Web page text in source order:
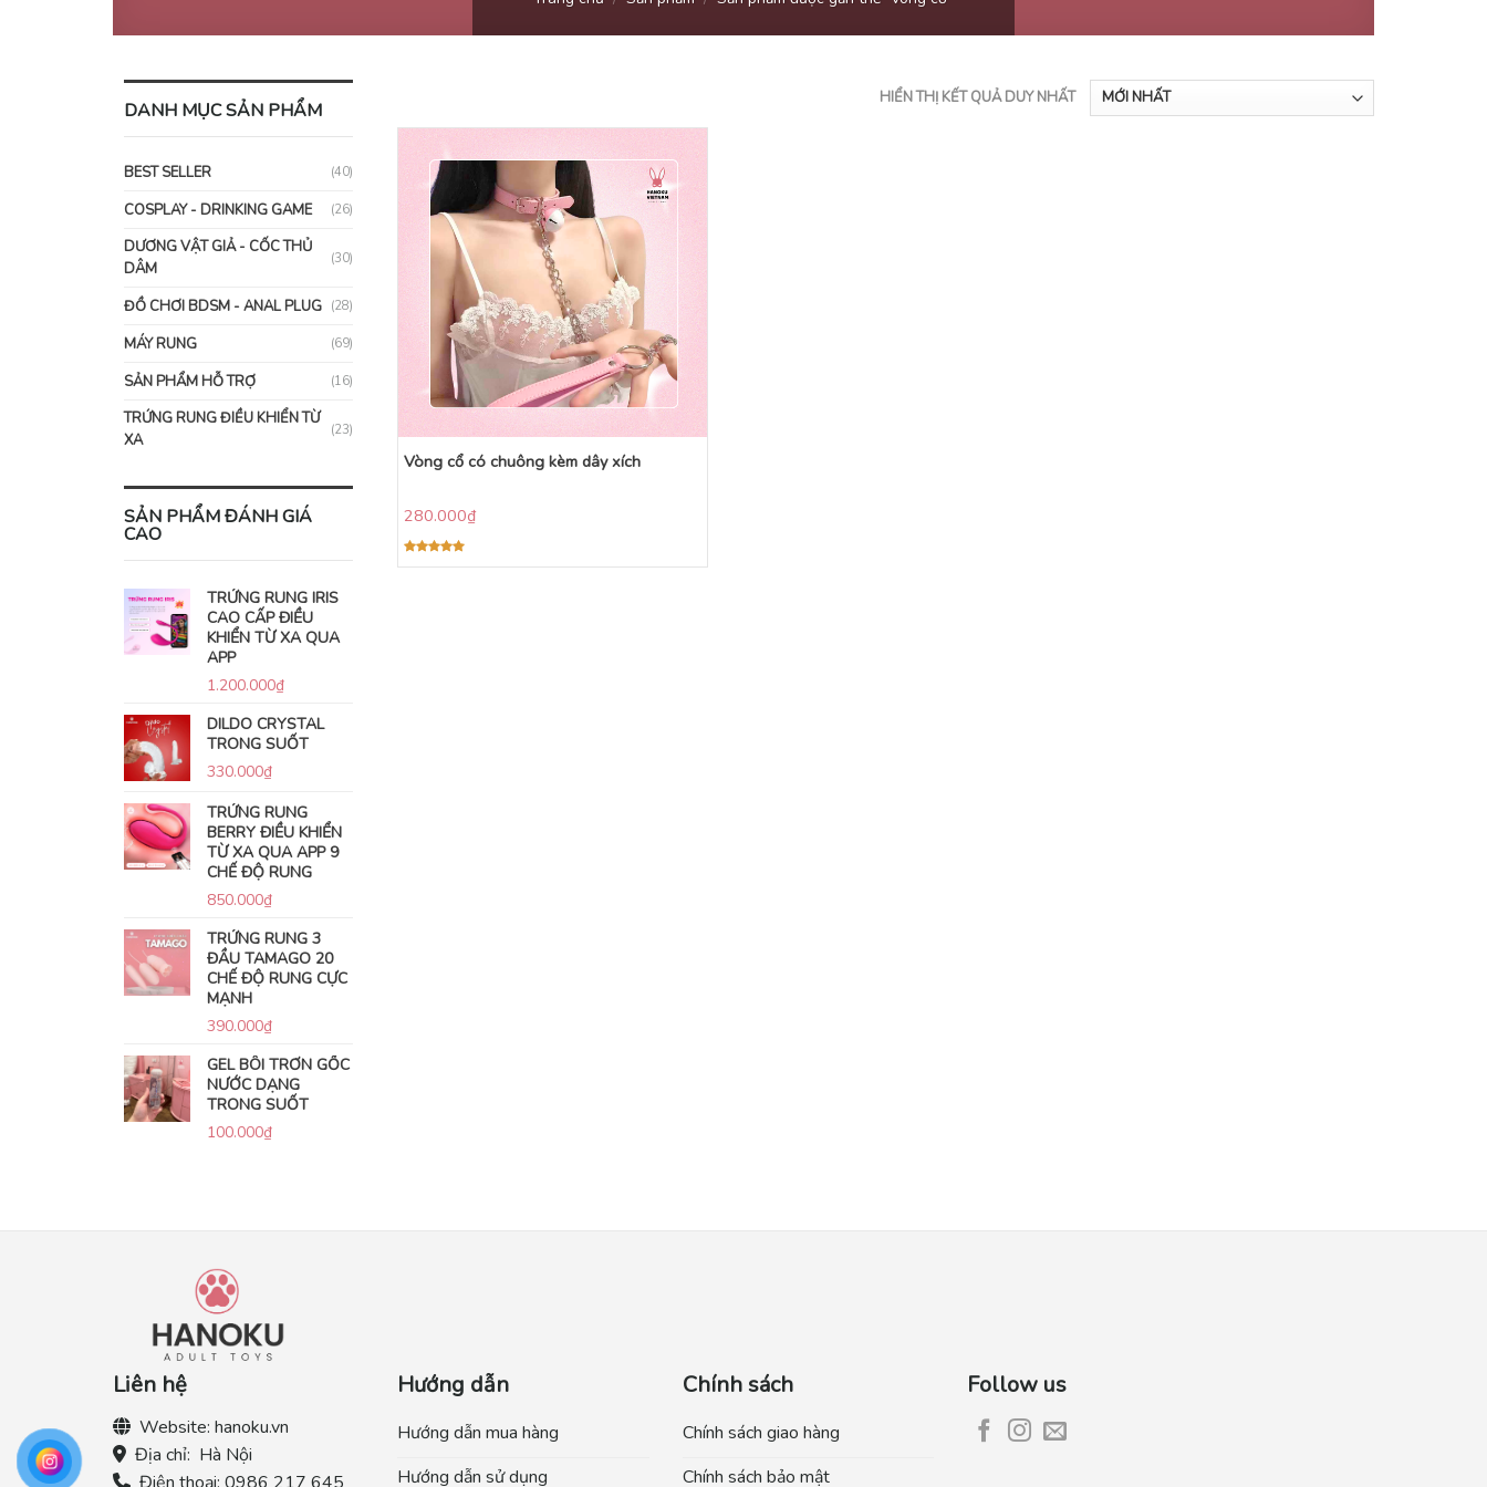
DANH MỤC SẢN PHẨM
BEST SELLER (40)
COSPLAY - DRINKING GAME (26)
DƯƠNG VẬT GIẢ - CỐC THỦ
DÂM
(30)
ĐỒ CHƠI BDSM - ANAL PLUG (28)
MÁY RUNG (69)
SẢN PHẨM HỖ TRỢ (16)
TRỨNG RUNG ĐIỀU KHIỂN TỪ
XA
(23)
SẢN PHẨM ĐÁNH GIÁ
CAO
TRỨNG RUNG IRIS
CAO CẤP ĐIỀU
KHIỂN TỪ XA QUA
APP
1.200.000₫
DILDO CRYSTAL
TRONG SUỐT
330.000₫
TRỨNG RUNG
BERRY ĐIỀU KHIỂN
TỪ XA QUA APP 9
CHẾ ĐỘ RUNG
850.000₫
TRỨNG RUNG 3
ĐẦU TAMAGO 20
CHẾ ĐỘ RUNG CỰC
MẠNH
390.000₫
GEL BÔI TRƠN GỐC
NƯỚC DẠNG
TRONG SUỐT
100.000₫
HIỂN THỊ KẾT QUẢ DUY NHẤT
Vòng cổ có chuông kèm dây xích
280.000₫
Được xếp
Liên hệ
Website: hanoku.vn
Địa chỉ: Hà Nội
Hướng dẫn
Hướng dẫn mua hàng
Hướng dẫn sử dụng
Chính sách
Chính sách giao hàng
Chính sách bảo mật
Follow us